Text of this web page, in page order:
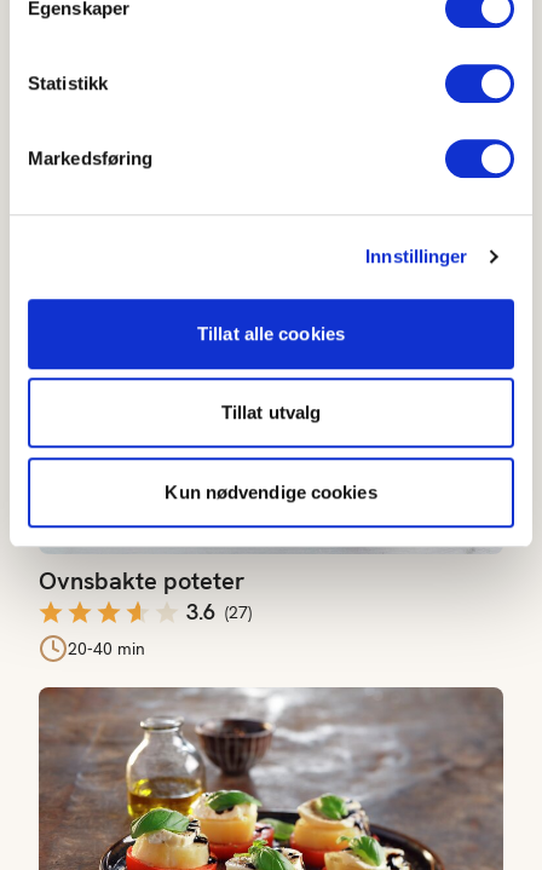
Egenskaper
Statistikk
Markedsføring
Innstillinger
Tillat alle cookies
Tillat utvalg
Kun nødvendige cookies
Flere oppskrifter med poteter
Ovnsbakte poteter
3.6 (27)
20-40 min
Caprese poteter